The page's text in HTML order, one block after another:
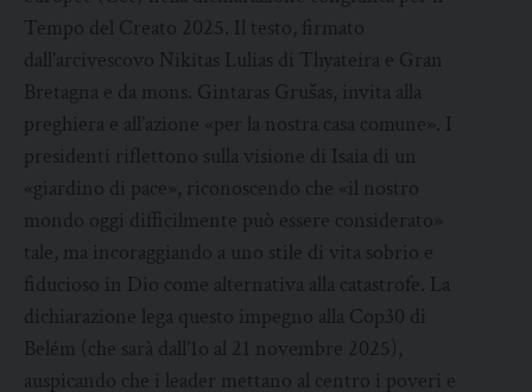
Tempo del Creato 2025. Il testo, firmato
dall’arcivescovo Nikitas Lulias di Thyateira e Gran
Bretagna e da mons. Gintaras Grušas, invita alla
preghiera e all’azione «per la nostra casa comune». I
presidenti riflettono sulla visione di Isaia di un
«giardino di pace», riconoscendo che «il nostro
mondo oggi difficilmente può essere considerato»
tale, ma incoraggiando a uno stile di vita sobrio e
fiducioso in Dio come alternativa alla catastrofe. La
dichiarazione lega questo impegno alla Cop30 di
Belém (che sarà dall’1o al 21 novembre 2025),
auspicando che i leader mettano al centro i poveri e